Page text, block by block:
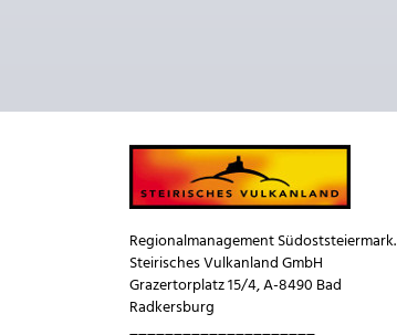
Regionalmanagement Südoststeiermark.
Steirisches Vulkanland GmbH
Grazertorplatz 15/4, A-8490 Bad
Radkersburg